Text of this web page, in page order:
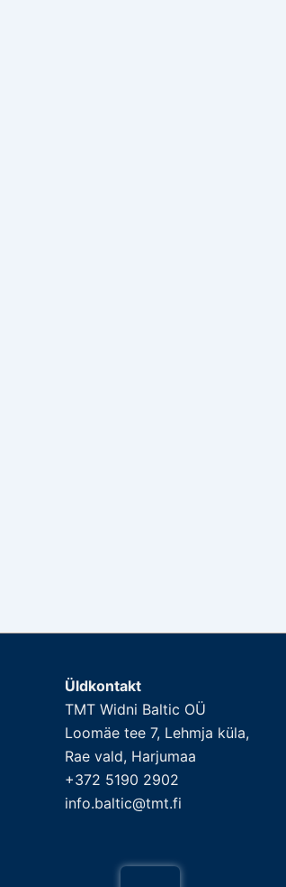
Üldkontakt
TMT Widni Baltic OÜ
Loomäe tee 7, Lehmja küla,
Rae vald, Harjumaa
+372 5190 2902
info.baltic@tmt.fi